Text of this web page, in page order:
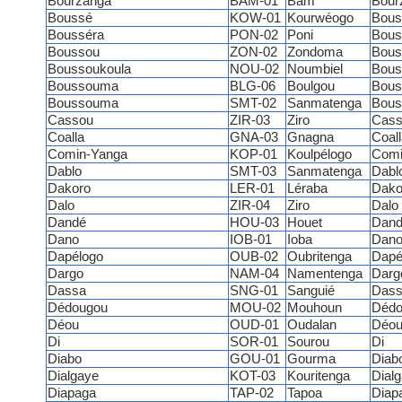
Boussé
KOW-01 Kourwéogo
Bousséra
PON-02 Poni
Boussou
ZON-02 Zondoma
Boussoukoula
NOU-02 Noumbiel
Boussouma
BLG-06 Boulgou
Boussouma
SMT-02 Sanmatenga
Cassou
ZIR-03 Ziro
Coalla
GNA-03 Gnagna
Comin-Yanga
KOP-01 Koulpélogo
Dablo
SMT-03 Sanmatenga
Dakoro
LER-01 Léraba
Dalo
ZIR-04 Ziro
Dalo
Dandé
HOU-03 Houet
Dano
IOB-01 Ioba
Dano
Dapélogo
OUB-02 Oubritenga
Dargo
NAM-04 Namentenga
Dassa
SNG-01 Sanguié
Dédougou
MOU-02 Mouhoun
Déou
OUD-01 Oudalan
Déou
Di
SOR-01 Sourou
Di
Diabo
GOU-01 Gourma
Dialgaye
KOT-03 Kouritenga
Diapaga
TAP-02 Tapoa